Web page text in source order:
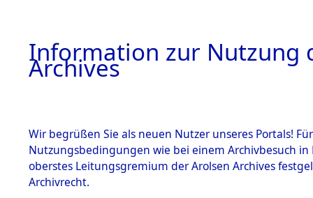
Information zur Nutzung
Archives
Wir begrüßen Sie als neuen Nutzer unseres Portals!
Nutzungsbedingungen wie bei einem Archivbesuch
oberstes Leitungsgremium der Arolsen Archives
Archivrecht.